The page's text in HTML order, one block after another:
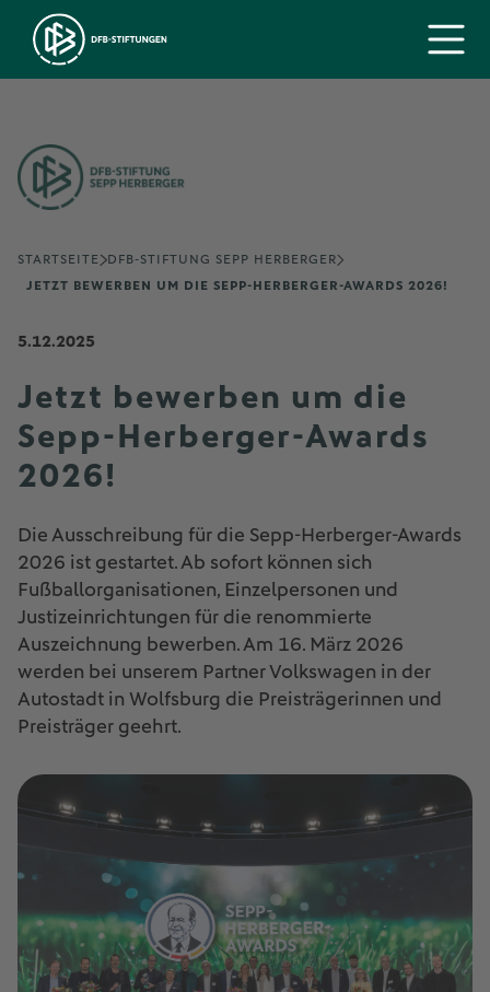
STARTSEITE
DFB-STIFTUNG SEPP HERBERGER
JETZT BEWERBEN UM DIE SEPP-HERBERGER-AWARDS 2026!
5.12.2025
Jetzt bewerben um die
Sepp-Herberger-Awards
2026!
Die Ausschreibung für die Sepp-Herberger-Awards
2026 ist gestartet. Ab sofort können sich
Fußballorganisationen, Einzelpersonen und
Justizeinrichtungen für die renommierte
Auszeichnung bewerben. Am 16. März 2026
werden bei unserem Partner Volkswagen in der
Autostadt in Wolfsburg die Preisträgerinnen und
Preisträger geehrt.